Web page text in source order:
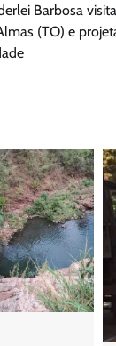
Barbosa
(TO) e